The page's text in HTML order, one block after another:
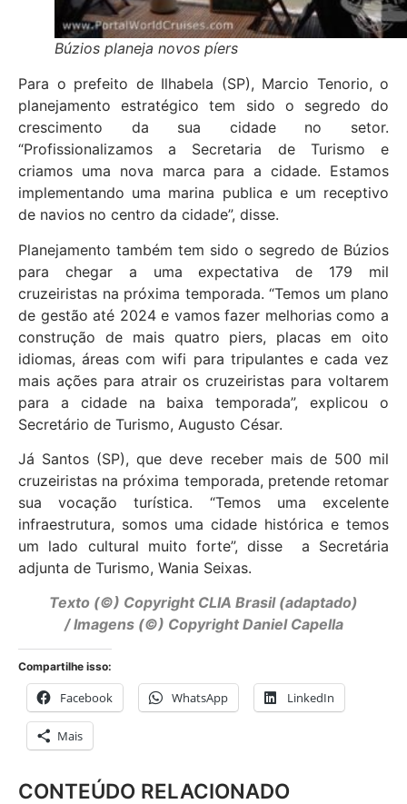
Búzios planeja novos píers
Para o prefeito de Ilhabela (SP), Marcio Tenorio, o
planejamento estratégico tem sido o segredo do
crescimento da sua cidade no setor.
“Profissionalizamos a Secretaria de Turismo e
criamos uma nova marca para a cidade. Estamos
implementando uma marina publica e um receptivo
de navios no centro da cidade”, disse.
Planejamento também tem sido o segredo de Búzios
para chegar a uma expectativa de 179 mil
cruzeiristas na próxima temporada. “Temos um plano
de gestão até 2024 e vamos fazer melhorias como a
construção de mais quatro piers, placas em oito
idiomas, áreas com wifi para tripulantes e cada vez
mais ações para atrair os cruzeiristas para voltarem
para a cidade na baixa temporada”, explicou o
Secretário de Turismo, Augusto César.
Já Santos (SP), que deve receber mais de 500 mil
cruzeiristas na próxima temporada, pretende retomar
sua vocação turística. “Temos uma excelente
infraestrutura, somos uma cidade histórica e temos
um lado cultural muito forte”, disse a Secretária
adjunta de Turismo, Wania Seixas.
Texto (©) Copyright CLIA Brasil (adaptado)
/ Imagens (©) Copyright Daniel Capella
Compartilhe isso:
Facebook WhatsApp LinkedIn
Mais
CONTEÚDO RELACIONADO